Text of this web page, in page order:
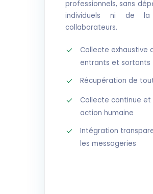
professionnels, sans
individuels ni de la
collaborateurs.
Collecte exhaustive
entrants et sortants
Récupération de
Collecte continue
action humaine
Intégration
les messageries